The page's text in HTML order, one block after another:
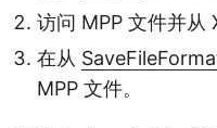
访问 MPP 文件并从
在从
MPP 文件。